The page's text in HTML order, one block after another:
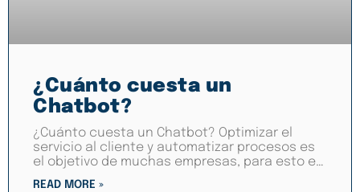
¿Cuánto cuesta un
Chatbot?
¿Cuánto cuesta un Chatbot? Optimizar el
servicio al cliente y automatizar procesos es
el objetivo de muchas empresas, para esto es
muy útil un chatbot,
READ MORE »